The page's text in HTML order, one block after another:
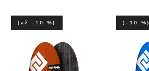
(až –10 %) (–10 %)